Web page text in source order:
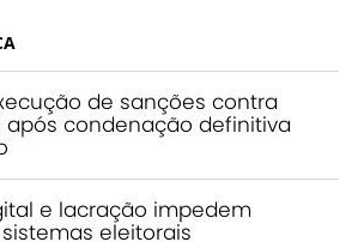
de sanções contra
após condenação definitiva
e lacração impedem
eleitorais